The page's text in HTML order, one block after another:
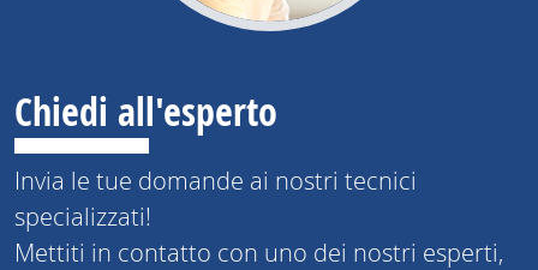
Chiedi all'esperto
Invia le tue domande ai nostri tecnici
specializzati!
Mettiti in contatto con uno dei nostri esperti,